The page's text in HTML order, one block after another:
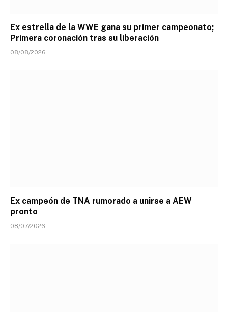
Ex estrella de la WWE gana su primer campeonato;
Primera coronación tras su liberación
08/08/2026
Ex campeón de TNA rumorado a unirse a AEW
pronto
08/07/2026